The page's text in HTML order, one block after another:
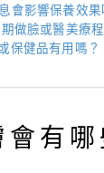
會影響保養效果
做臉或醫美療程
保健品有用嗎？
有哪